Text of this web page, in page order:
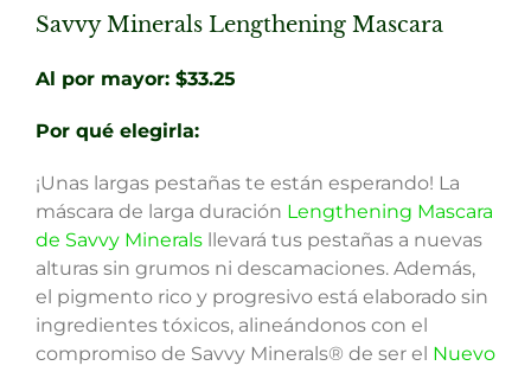
Savvy Minerals Lengthening Mascara
Al por mayor: $33.25
Por qué elegirla:
¡Unas largas pestañas te están esperando! La
máscara de larga duración Lengthening Mascara
de Savvy Minerals llevará tus pestañas a nuevas
alturas sin grumos ni descamaciones. Además,
el pigmento rico y progresivo está elaborado sin
ingredientes tóxicos, alineándonos con el
compromiso de Savvy Minerals® de ser el Nuevo